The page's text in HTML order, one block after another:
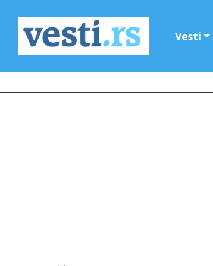
Vesti